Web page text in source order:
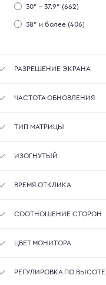
30" - 37.9" (662)
38" и более (406)
РАЗРЕШЕНИЕ ЭКРАНА
ЧАСТОТА ОБНОВЛЕНИЯ
ТИП МАТРИЦЫ
ИЗОГНУТЫЙ
ВРЕМЯ ОТКЛИКА
СООТНОШЕНИЕ СТОРОН
ЦВЕТ МОНИТОРА
РЕГУЛИРОВКА ПО ВЫСОТЕ